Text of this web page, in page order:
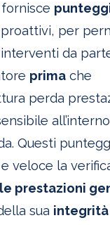
per
da
primache
perda
all’interno
Questi
veloce la
prestazioni
sua integrità